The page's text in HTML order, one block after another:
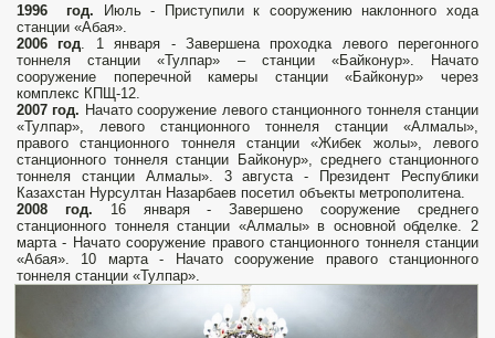
1996 год. Июль - Приступили к сооружению наклонного хода
станции «Абая».
2006
год . 1 января - Завершена проходка левого перегонного
тоннеля станции «Тулпар» – станции «Байконур». Начато
сооружение поперечной камеры станции «Байконур» через
комплекс КПЩ-12.
2007 год. Начато сооружение левого станционного тоннеля станции
«Тулпар», левого станционного тоннеля станции «Алмалы»,
правого станционного тоннеля станции «Жибек жолы», левого
станционного тоннеля станции Байконур», среднего станционного
тоннеля станции Алмалы». 3 августа - Президент Республики
Казахстан Нурсултан Назарбаев посетил объекты метрополитена.
2008
год. 16 января - Завершено сооружение среднего
станционного тоннеля станции «Алмалы» в основной обделке. 2
марта - Начато сооружение правого станционного тоннеля станции
«Абая». 10 марта - Начато сооружение правого станционного
тоннеля станции «Тулпар».